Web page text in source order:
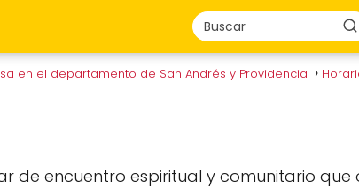
en el departamento de San Andrés y Providencia
de encuentro espiritual y comunitario que